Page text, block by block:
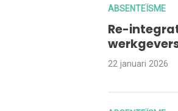
ABSENTEÏSME
Re-
22 januari 2026